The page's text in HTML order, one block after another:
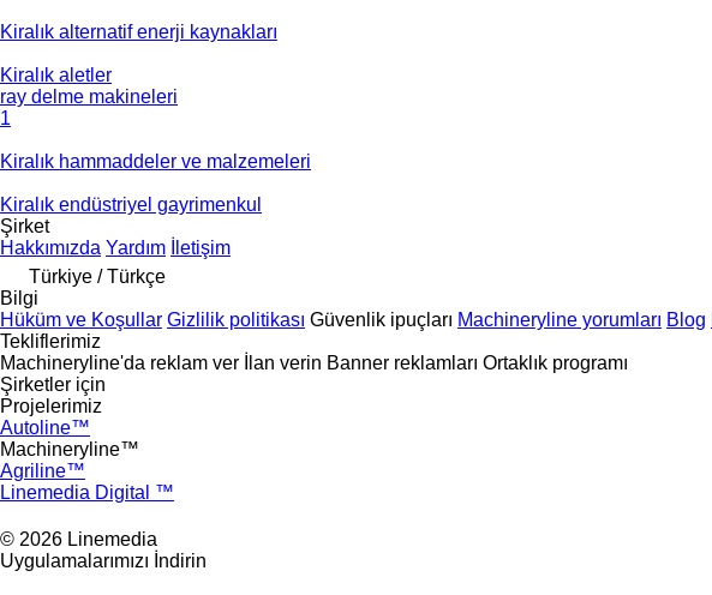
Kiralık alternatif enerji kaynakları
Kiralık aletler
ray delme makineleri
1
Kiralık hammaddeler ve malzemeleri
Kiralık endüstriyel gayrimenkul
Şirket
Hakkımızda Yardım
İletişim
Türkiye / Türkçe
Bilgi
Hüküm ve Koşullar Gizlilik politikası Güvenlik ipuçları Machineryline yorumları Blog
Tekliflerimiz
Machineryline'da reklam ver
İlan verin Banner reklamları Ortaklık programı
Şirketler için
Projelerimiz
Autoline™
Machineryline™
Agriline™
Linemedia Digital ™
© 2026 Linemedia
Uygulamalarımızı İndirin